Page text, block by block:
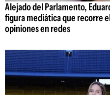
Alejado del Parlamento,
figura mediática que recorre
opiniones en redes